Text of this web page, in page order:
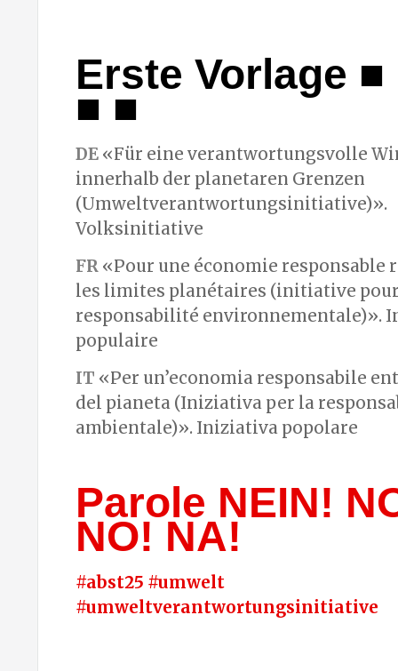
Erste Vorlage ■
■ ■
DE «Für eine verantwortungsvolle
innerhalb der planetaren Grenzen
(Umweltverantwortungsinitiative)».
Volksinitiative
FR «Pour une économie responsable
les limites planétaires (initiative
responsabilité environnementale)».
populaire
IT «Per un’economia responsabile
del pianeta (Iniziativa per la
ambientale)». Iniziativa popolare
Parole NEIN!
NO! NA!
#abst25 #umwelt
#umweltverantwortungsinitiative